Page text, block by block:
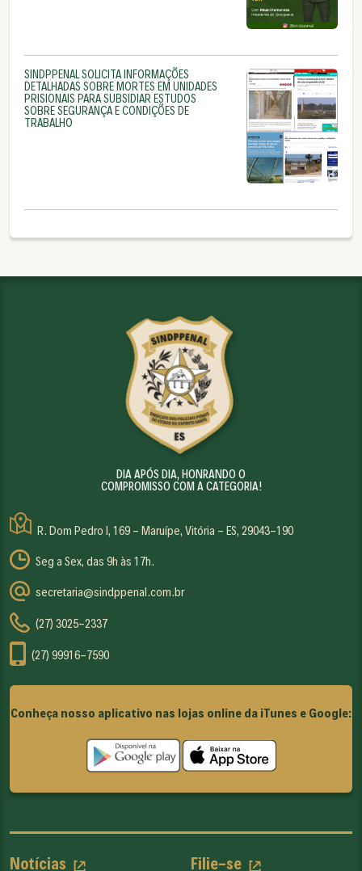
SINDPPENAL SOLICITA INFORMAÇÕES
DETALHADAS SOBRE MORTES EM UNIDADES
PRISIONAIS PARA SUBSIDIAR ESTUDOS
SOBRE SEGURANÇA E CONDIÇÕES DE
TRABALHO
DIA APÓS DIA, HONRANDO O
COMPROMISSO COM A CATEGORIA!
R. Dom Pedro I, 169 - Maruípe, Vitória - ES, 29043-190
Seg a Sex, das 9h às 17h.
secretaria@sindppenal.com.br
(27) 3025-2337
(27) 99916-7590
Conheça nosso aplicativo nas lojas online da iTunes e Google:
Notícias Filie-se